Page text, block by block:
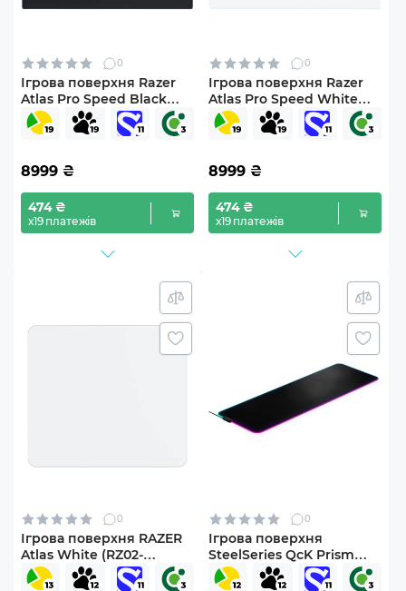
0
Ігрова поверхня Razer
Atlas Pro Speed Black
(RZ02-05760100-R3M1)
8999 ₴
474 ₴
х19 платежів
0
Ігрова поверхня Razer
Atlas Pro Speed White
(RZ02-05760200-R3M1)
8999 ₴
474 ₴
х19 платежів
0
Ігрова поверхня RAZER
Atlas White (RZ02-
04890200-R3M1)
0
Ігрова поверхня
SteelSeries QcK Prism
Cloth XL (SS63826)